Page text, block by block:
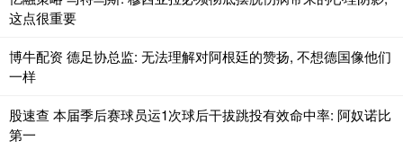
这点很重要
博牛配资 德足协总监: 无法理解对阿根廷的赞扬, 不想德国像他们
一样
股速查 本届季后赛球员运1次球后干拔跳投有效命中率: 阿奴诺比
第一